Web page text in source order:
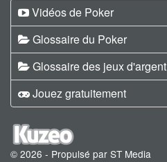
Vidéos de Poker
Glossaire du Poker
Glossaire des jeux d'argent
Jouez gratuitement
© 2026 - Propulsé par ST Media